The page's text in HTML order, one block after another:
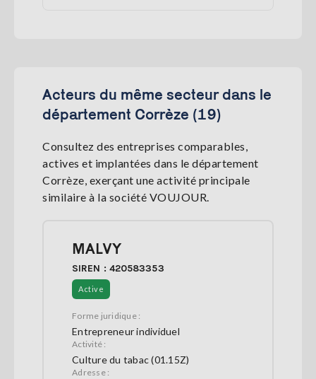
Acteurs du même secteur dans le
département Corrèze (19)
Consultez des entreprises comparables,
actives et implantées dans le département
Corrèze, exerçant une activité principale
similaire à la société VOUJOUR.
MALVY
SIREN : 420583353
Active
Forme juridique :
Entrepreneur individuel
Activité :
Culture du tabac (01.15Z)
Adresse :